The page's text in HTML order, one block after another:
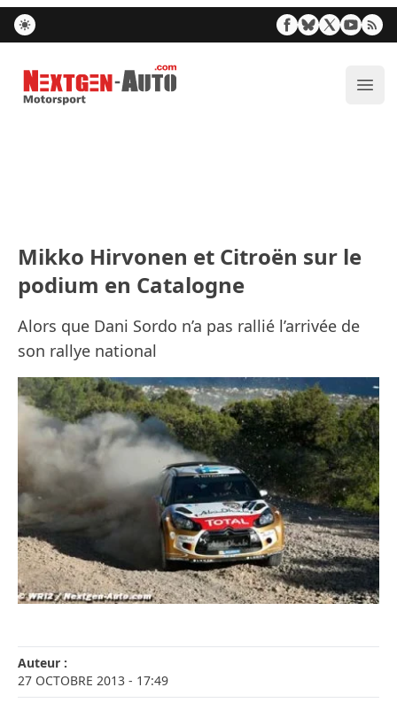
Nextgen-Auto.com
Mikko Hirvonen et Citroën sur le
podium en Catalogne
Alors que Dani Sordo n’a pas rallié l’arrivée de
son rallye national
Auteur :
27 OCTOBRE 2013 - 17:49